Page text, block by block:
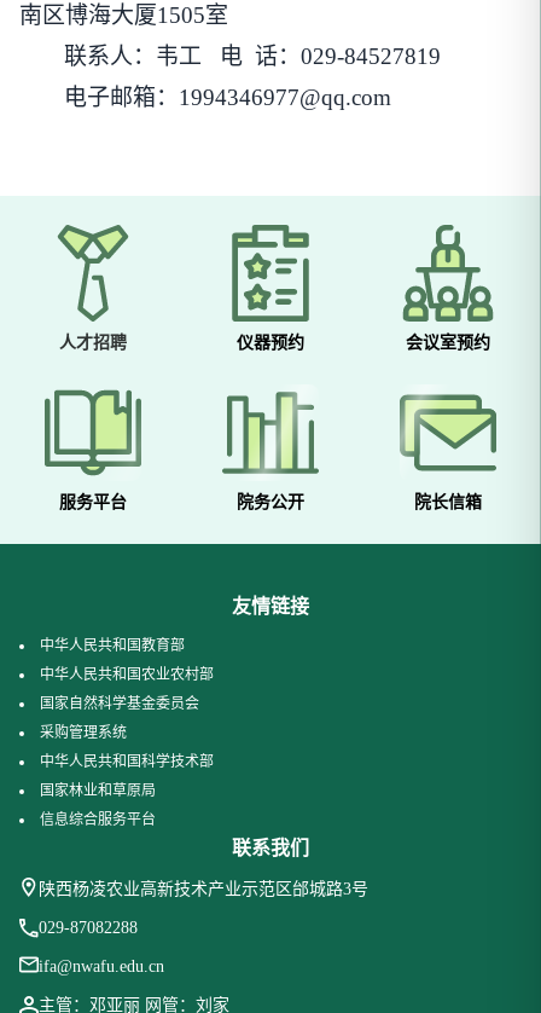
南区博海大厦1505室
联系人：韦工
电 话： 029-84527819
电子邮箱： 1994346977@qq.com
人才招聘 仪器预约 会议室预约
服务平台 院务公开 院长信箱
友情链接
中华人民共和国教育部
中华人民共和国农业农村部
国家自然科学基金委员会
采购管理系统
中华人民共和国科学技术部
国家林业和草原局
信息综合服务平台
联系我们
陕西杨凌农业高新技术产业示范区邰城路3号
029-87082288
ifa@nwafu.edu.cn
主管：邓亚丽 网管：刘家